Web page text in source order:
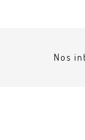
Nos